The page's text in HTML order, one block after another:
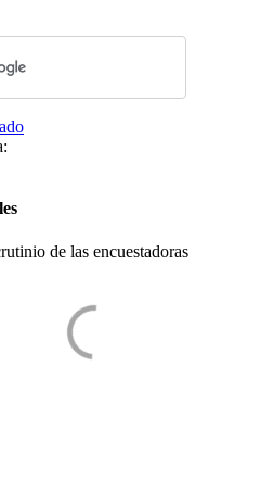
de las encuestadoras